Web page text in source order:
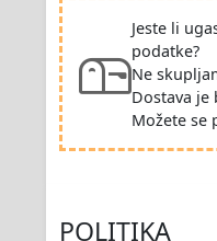
Jeste li
podatke?
Ne
Dostava je
Možete se
POLITIKA